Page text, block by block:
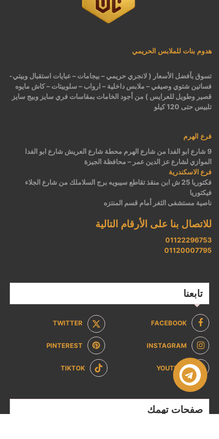
هدوم بنات للملابس الحريمي
تسوق بأفضل الأسعار ( لانجري حريمي – بيجامات – عبايات استقبال وبيتي-
فساتين شتوي وصيفي – ملابس داخلية – ارواب – سلوبيتات – كاش مايوه
قصير وطويل للعرايس ) من أجود الخامات بمقاسات فري سايز وبيج سايز
تلبيس حتى 120 كيلو
فرع الهرم
9 شارع ابو الفدا من شارع الهرم محطة شارع العريش شارع ابو الفدا
الموازي لشارع عز الدين عمر – محافظة الجيزة
فرع الاسكندرية
فكتوريا 25 ش ابن منقذ تقاطع سيبويه برج السلاملك من شارع الجلاء
فيكتوريا
ناصية مستشفى الثغر أمام قسم المنتزه
للاتصال بنا على الأرقام التالية
01122296753
01120007795
تابعنا
FACEBOOK
TWITTER
INSTAGRAM
PINTEREST
YOUTUBE
TIKTOK
صفحات تهمك